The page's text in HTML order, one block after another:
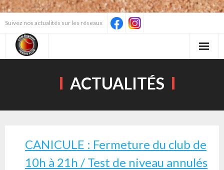
Skip
content
Suivez nos actualités sur les réseaux
ACTUALITÉS
CANICULE : Fermeture du club de
10h à 21h / Test de niveau annulés